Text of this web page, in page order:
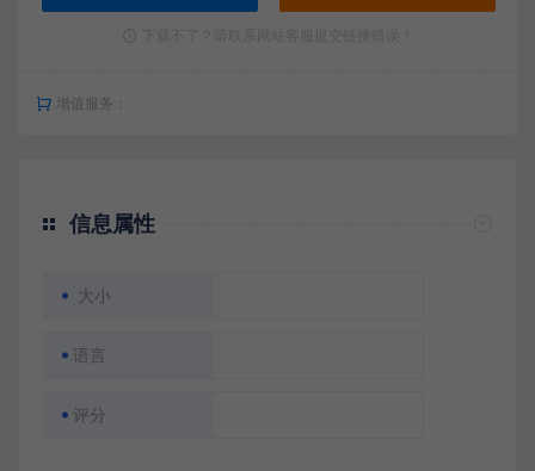
增值服务：
信息属性
大小
语言
评分